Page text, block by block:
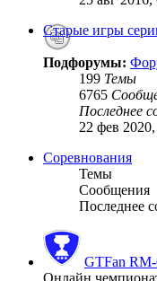
Старые игры
Подфорумы:
199 Темы
6765
Последнее
22 фев
Соревнования
Темы
Сообщения
Последнее
GTFan
Онлайн